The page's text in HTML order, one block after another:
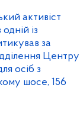
активіст
із
за
Центру
осіб з
шосе, 156